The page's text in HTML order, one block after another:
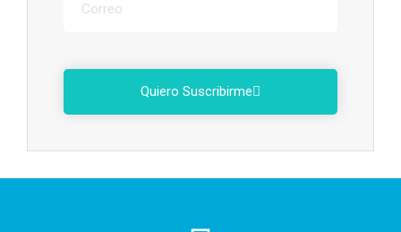
Quiero Suscribirme